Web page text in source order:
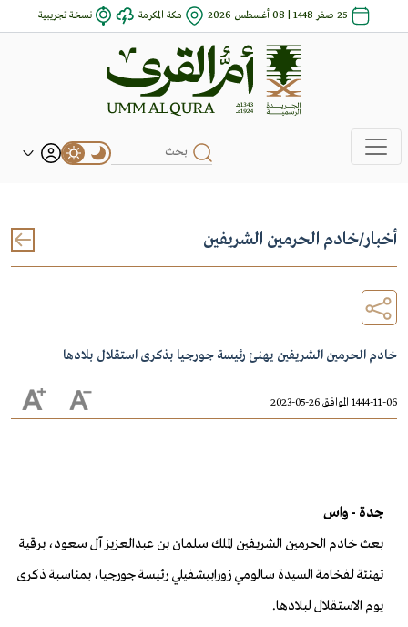
25 صفر 1448 | 08 أغسطس 2026 مكة المكرمة نسخة تجريبية
أخبار/خادم الحرمين الشريفين
خادم الحرمين الشريفين يهنئ رئيسة جورجيا بذكرى استقلال بلادها
1444-11-06 الموافق 26-05-2023
جدة - واس
بعث خادم الحرمين الشريفين الملك سلمان بن عبدالعزيز آل سعود، برقية
تهنئة لفخامة السيدة سالومي زورابيشفيلي رئيسة جورجيا، بمناسبة ذكرى
يوم الاستقلال لبلادها.